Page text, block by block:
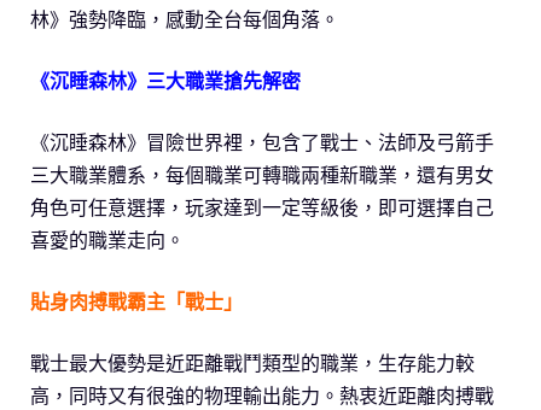
林》強勢降臨，感動全台每個角落。
《沉睡森林》三大職業搶先解密
《沉睡森林》冒險世界裡，包含了戰士、法師及弓箭手
三大職業體系，每個職業可轉職兩種新職業，還有男女
角色可任意選擇，玩家達到一定等級後，即可選擇自己
喜愛的職業走向。
貼身肉搏戰霸主「戰士」
戰士最大優勢是近距離戰鬥類型的職業，生存能力較
高，同時又有很強的物理輸出能力。熱衷近距離肉搏戰